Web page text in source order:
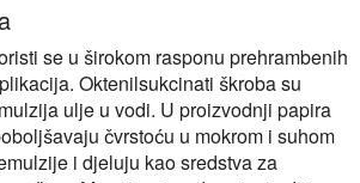
se u širokom rasponu prehrambenih
Oktenilsukcinati škroba su
ulje u vodi. U proizvodnji papira
čvrstoću u mokrom i suhom
i djeluju kao sredstva za